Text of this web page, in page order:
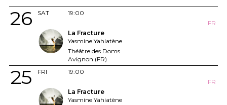
SAT
26
19:00
FR
La Fracture
Yasmine Yahiatène
Théâtre des Doms
Avignon (FR)
FRI
25
19:00
FR
La Fracture
Yasmine Yahiatène